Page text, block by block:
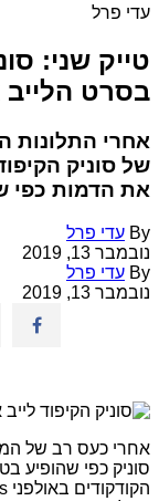
עדי פרל
טייק שני:
בסרט
אחרי התלונות
של סוניק
את הדמות כפי
By עדי פרל
נובמבר 13, 2019
By עדי פרל
נובמבר 13, 2019
אחרי כעס רב של
סוניק כפי שהופיע